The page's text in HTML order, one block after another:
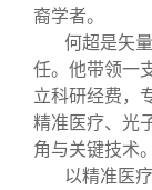
裔学者。
何超是矢
任。他带领一
立科研经费，
精准医疗、光
角与关键技术。
以精准医